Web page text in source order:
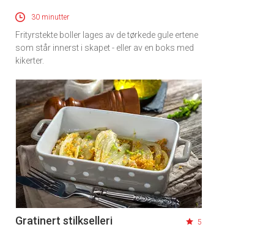
30 minutter
Frityrstekte boller lages av de tørkede gule ertene
som står innerst i skapet - eller av en boks med
kikerter.
Gratinert stilkselleri 5